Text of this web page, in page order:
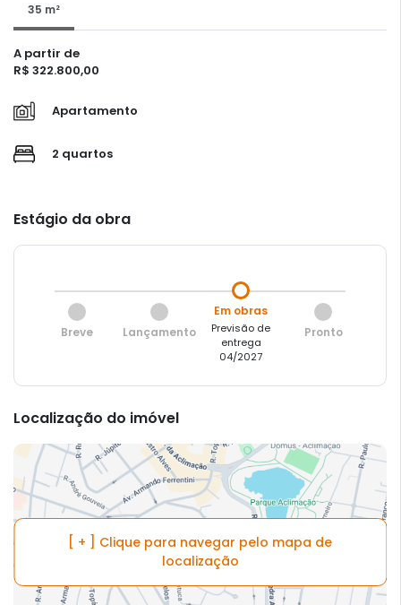
35 m²
A partir de
R$ 322.800,00
Apartamento
2 quartos
Estágio da obra
Breve Lançamento
Em obras
Previsão de
entrega
04/2027
Pronto
Localização do imóvel
[ + ] Clique para navegar pelo mapa de
localização